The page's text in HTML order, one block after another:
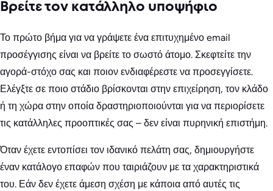
Βρείτε τον κατάλληλο υποψήφιο
Το πρώτο βήμα για να γράψετε ένα επιτυχημένο email
προσέγγισης είναι να βρείτε το σωστό άτομο. Σκεφτείτε την
αγορά-στόχο σας και ποιον ενδιαφέρεστε να προσεγγίσετε.
Ελέγξτε σε ποιο στάδιο βρίσκονται στην επιχείρηση, τον κλάδο
ή τη χώρα στην οποία δραστηριοποιούνται για να περιορίσετε
τις κατάλληλες προοπτικές σας – δεν είναι πυρηνική επιστήμη.
Όταν έχετε εντοπίσει τον ιδανικό πελάτη σας, δημιουργήστε
έναν κατάλογο επαφών που ταιριάζουν με τα χαρακτηριστικά
του. Εάν δεν έχετε άμεση σχέση με κάποια από αυτές τις